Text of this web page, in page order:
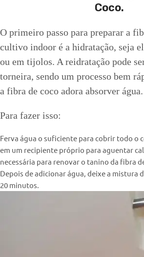
Coco.
O primeiro passo para preparar a
cultivo indoor é a hidratação, seja
ou em tijolos. A reidratação pode
torneira, sendo um processo bem
a fibra de coco adora absorver água.
Para fazer isso:
Ferva água o suficiente para cobrir todo o
em um recipiente próprio para aguentar
necessária para renovar o tanino da fibra
Depois de adicionar água, deixe a mistura
20 minutos.